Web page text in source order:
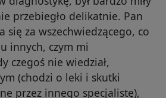
przebiegło delikatnie. Pan
się za wszechwiedzącego, co
innych, czym mi
czegoś nie wiedział,
(chodzi o leki i skutki
przez innego specjalistę),